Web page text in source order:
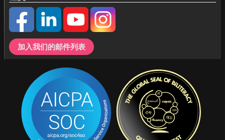
加入我们的邮件列表